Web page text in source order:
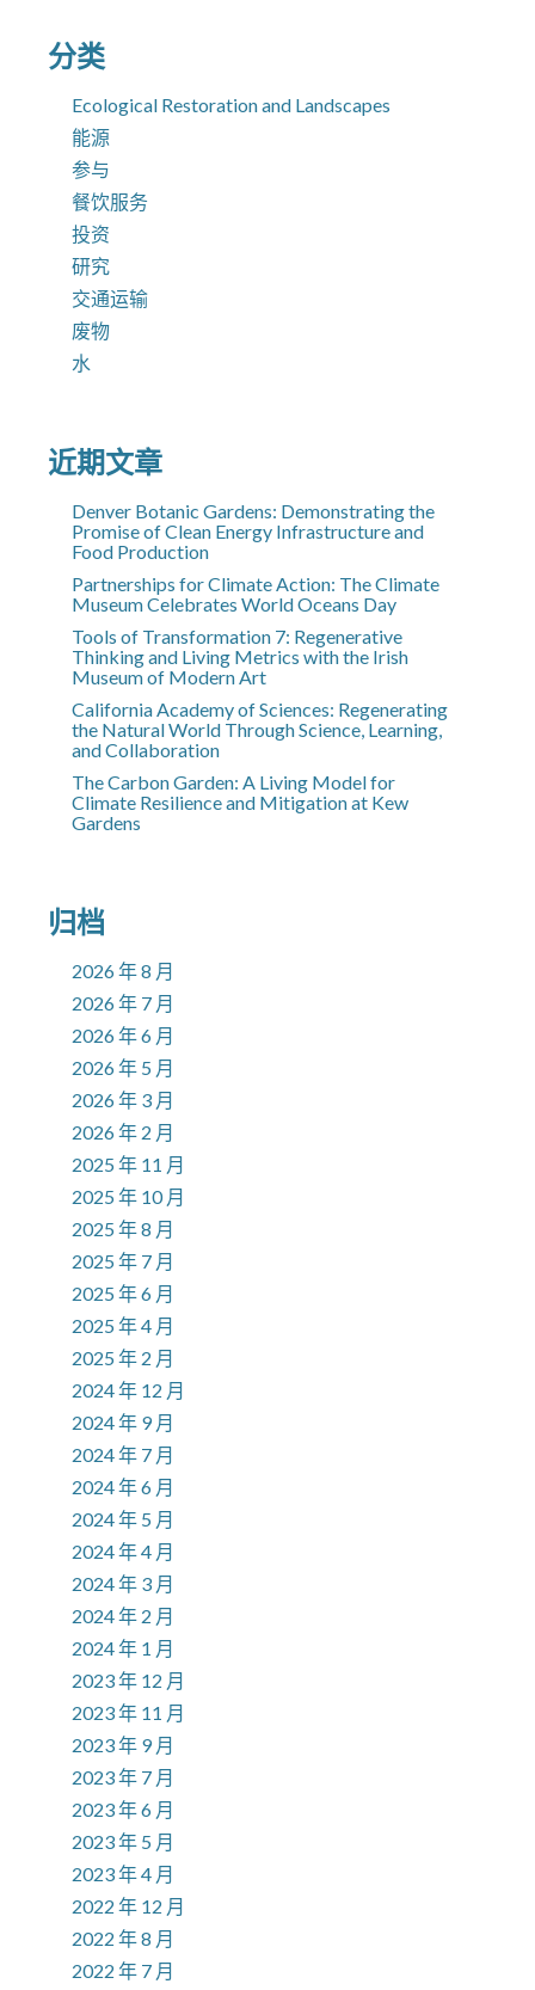
分类
Ecological Restoration and Landscapes
能源
参与
餐饮服务
投资
研究
交通运输
废物
水
近期文章
Denver Botanic Gardens: Demonstrating the
Promise of Clean Energy Infrastructure and
Food Production
Partnerships for Climate Action: The Climate
Museum Celebrates World Oceans Day
Tools of Transformation 7: Regenerative
Thinking and Living Metrics with the Irish
Museum of Modern Art
California Academy of Sciences: Regenerating
the Natural World Through Science, Learning,
and Collaboration
The Carbon Garden: A Living Model for
Climate Resilience and Mitigation at Kew
Gardens
归档
2026 年 8 月
2026 年 7 月
2026 年 6 月
2026 年 5 月
2026 年 3 月
2026 年 2 月
2025 年 11 月
2025 年 10 月
2025 年 8 月
2025 年 7 月
2025 年 6 月
2025 年 4 月
2025 年 2 月
2024 年 12 月
2024 年 9 月
2024 年 7 月
2024 年 6 月
2024 年 5 月
2024 年 4 月
2024 年 3 月
2024 年 2 月
2024 年 1 月
2023 年 12 月
2023 年 11 月
2023 年 9 月
2023 年 7 月
2023 年 6 月
2023 年 5 月
2023 年 4 月
2022 年 12 月
2022 年 8 月
2022 年 7 月